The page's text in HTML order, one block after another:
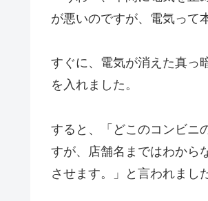
が悪いのですが、電気って
すぐに、電気が消えた真っ
を入れました。
すると、「どこのコンビニ
すが、店舗名まではわから
させます。」と言われまし